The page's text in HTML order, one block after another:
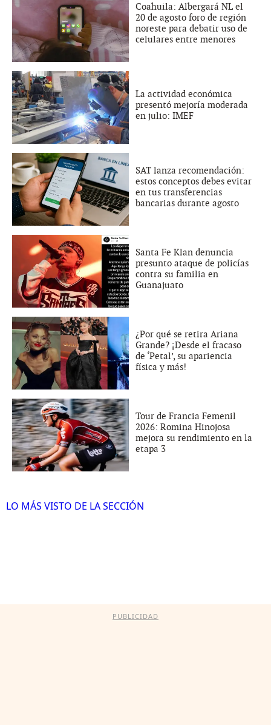
Coahuila: Albergará NL el
20 de agosto foro de región
noreste para debatir uso de
celulares entre menores
La actividad económica
presentó mejoría moderada
en julio: IMEF
SAT lanza recomendación:
estos conceptos debes evitar
en tus transferencias
bancarias durante agosto
Santa Fe Klan denuncia
presunto ataque de policías
contra su familia en
Guanajuato
¿Por qué se retira Ariana
Grande? ¡Desde el fracaso
de ‘Petal’, su apariencia
física y más!
Tour de Francia Femenil
2026: Romina Hinojosa
mejora su rendimiento en la
etapa 3
LO MÁS VISTO DE LA SECCIÓN
PUBLICIDAD